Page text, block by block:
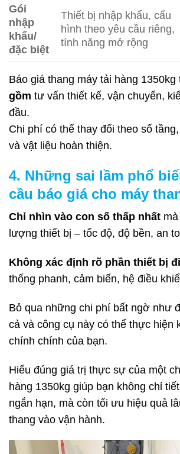
Gói
nhập
khẩu/
đặc biệt
Thiết bị nhập khẩu, cấu
hình theo yêu cầu riêng,
tính năng mở rộng
Báo giá thang máy tải hàng 1350kg
gồm tư vấn thiết kế, vận chuyển,
đầu.
Chi phí có thể thay đổi theo số
và vật liệu hoàn thiện.
4. Những sai lầm phổ
cầu báo giá cho máy
Chỉ nhìn vào con số thấp nhất
lượng thiết bị – tốc độ, độ bền, an
Không xác định rõ phần thiết bị
thống phanh, cảm biến, hệ điều
Bỏ qua những chi phí bất ngờ như
cả và công cụ này có thể thực hiện
chính chính của bạn.
Hiểu đúng giá trị thực sự của một
hàng 1350kg giúp bạn không chỉ
ngắn hạn, mà còn tối ưu hiệu quả
thang vào vận hành.